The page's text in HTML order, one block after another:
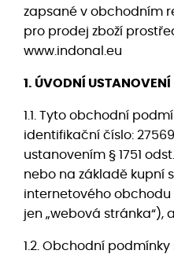
zapsané v obchodním
pro prodej zboží
www.indonal.eu
1. ÚVODNÍ USTANOVENÍ
1.1. Tyto obchodní
identifikační číslo:
ustanovením § 1751
nebo na základě kupní
internetového
jen „webová stránka“),
1.2. Obchodní